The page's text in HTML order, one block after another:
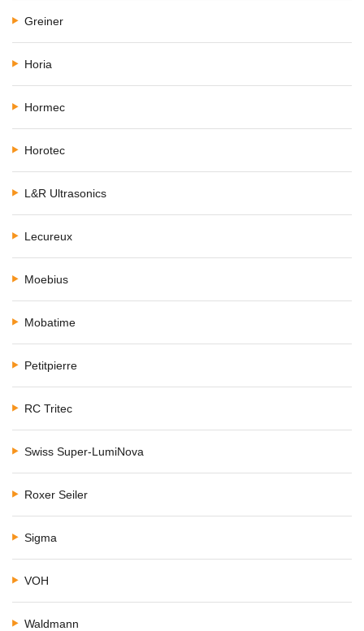
Greiner
Horia
Hormec
Horotec
L&R Ultrasonics
Lecureux
Moebius
Mobatime
Petitpierre
RC Tritec
Swiss Super-LumiNova
Roxer Seiler
Sigma
VOH
Waldmann